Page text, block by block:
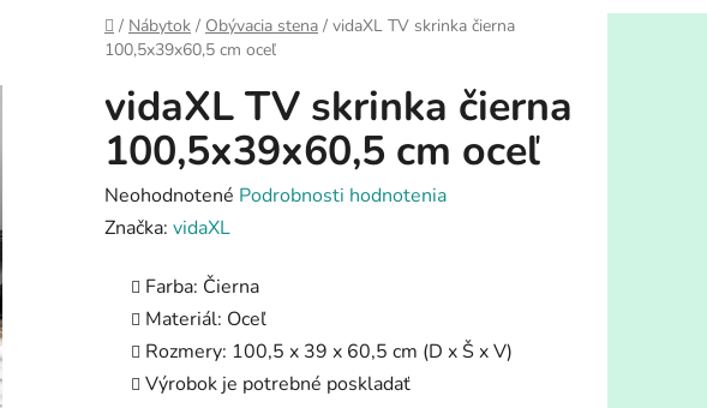
Domov
/ Nábytok / Obývacia stena / vidaXL TV skrinka čierna
100,5x39x60,5 cm oceľ
vidaXL TV skrinka čierna
100,5x39x60,5 cm oceľ
Priemerné
hodnotenie
Neohodnotené Podrobnosti hodnotenia
Značka: vidaXL
Farba: Čierna
Materiál: Oceľ
Rozmery: 100,5 x 39 x 60,5 cm (D x Š x V)
Výrobok je potrebné poskladať